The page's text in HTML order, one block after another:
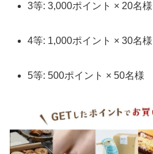
3等: 3,000ポイント × 20名様
4等: 1,000ポイント × 30名様
5等: 500ポイント × 50名様